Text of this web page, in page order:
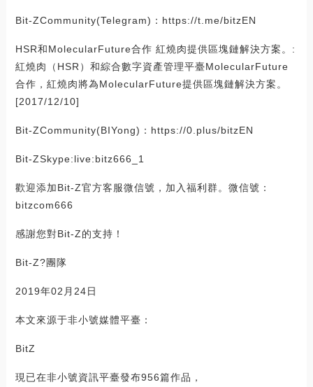
Bit-ZCommunity(Telegram)：https://t.me/bitzEN
HSR和MolecularFuture合作 紅燒肉提供區塊鏈解決方案。:
紅燒肉（HSR）和綜合數字資產管理平臺MolecularFuture
合作，紅燒肉將為MolecularFuture提供區塊鏈解決方案。
[2017/12/10]
Bit-ZCommunity(BIYong)：https://0.plus/bitzEN
Bit-ZSkype:live:bitz666_1
歡迎添加Bit-Z官方客服微信號，加入福利群。微信號：
bitzcom666
感謝您對Bit-Z的支持！
Bit-Z?團隊
2019年02月24日
本文來源于非小號媒體平臺：
BitZ
現已在非小號資訊平臺發布956篇作品，